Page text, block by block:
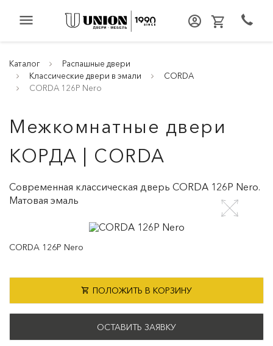
menu
Каталог
Распашные двери
Классические двери в эмали
CORDA
CORDA 126P Nero
Межкомнатные двери
КОРДА | CORDA
Современная классическая дверь CORDA 126P Nero.
Матовая эмаль
CORDA 126P Nero
ПОЛОЖИТЬ В КОРЗИНУ
ОСТАВИТЬ ЗАЯВКУ